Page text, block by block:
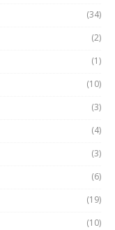
(34)
(2)
(1)
(10)
(3)
(4)
(3)
(6)
(19)
(10)